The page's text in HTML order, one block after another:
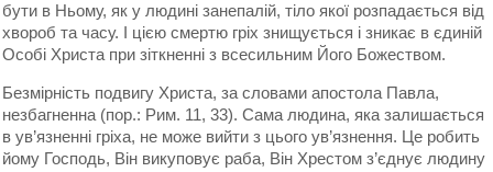
бути в Ньому, як у людині занепалій, тіло якої розпадається від
хвороб та часу. І цією смертю гріх знищується і зникає в єдиній
Особі Христа при зіткненні з всесильним Його Божеством.
Безмірність подвигу Христа, за словами апостола Павла,
незбагненна (пор.: Рим. 11, 33). Сама людина, яка залишається
в ув’язненні гріха, не може вийти з цього ув’язнення. Це робить
йому Господь, Він викуповує раба, Він Хрестом з’єднує людину